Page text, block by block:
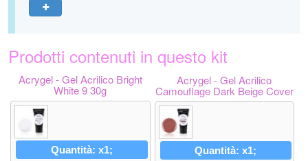
Prodotti contenuti in questo kit
Acrygel - Gel Acrilico Bright
White 9 30g
Quantità: x1;
Acrygel - Gel Acrilico
Camouflage Dark Beige Cover
6 30g
Quantità: x1;